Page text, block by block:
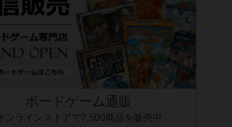
ボードゲーム通販
オンラインストアで7,500商品を販売中